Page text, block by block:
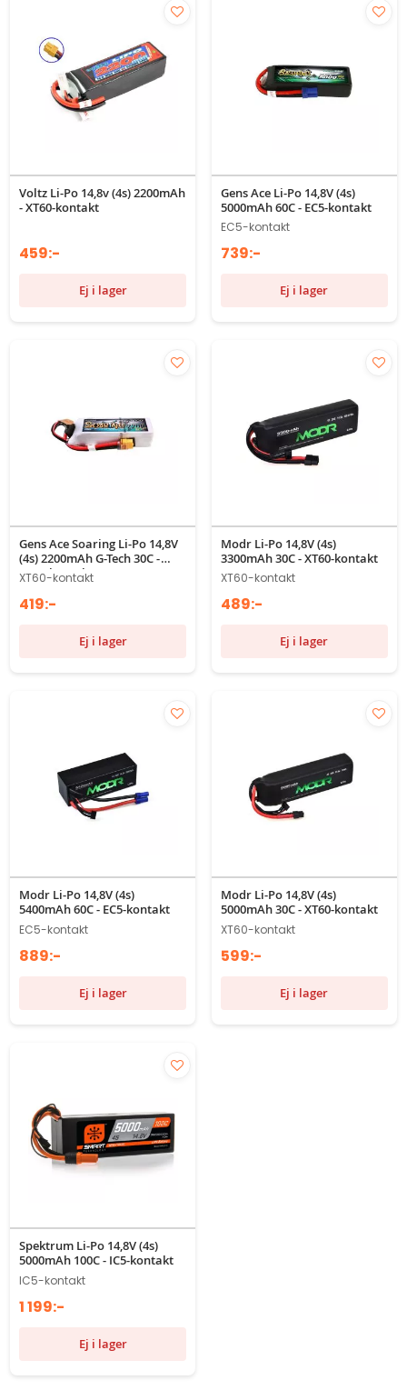
Voltz Li-Po 14,8v (4s) 2200mAh
- XT60-kontakt
459:-
Ej i lager
Gens Ace Li-Po 14,8V (4s)
5000mAh 60C - EC5-kontakt
EC5-kontakt
739:-
Ej i lager
Gens Ace Soaring Li-Po 14,8V
(4s) 2200mAh G-Tech 30C -
XT60-kontakt
XT60-kontakt
419:-
Ej i lager
Modr Li-Po 14,8V (4s)
3300mAh 30C - XT60-kontakt
XT60-kontakt
489:-
Ej i lager
Modr Li-Po 14,8V (4s)
5400mAh 60C - EC5-kontakt
EC5-kontakt
889:-
Ej i lager
Modr Li-Po 14,8V (4s)
5000mAh 30C - XT60-kontakt
XT60-kontakt
599:-
Ej i lager
Spektrum Li-Po 14,8V (4s)
5000mAh 100C - IC5-kontakt
IC5-kontakt
1 199:-
Ej i lager